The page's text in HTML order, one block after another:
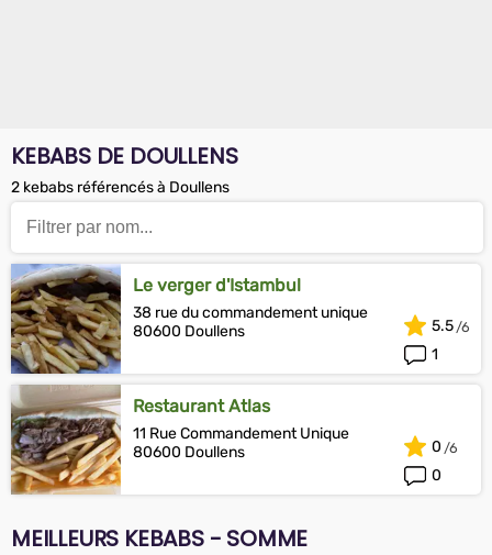
KEBABS DE DOULLENS
2 kebabs référencés à Doullens
Le verger d'Istambul
38 rue du commandement unique
80600 Doullens
1
5.5
Restaurant Atlas
11 Rue Commandement Unique
80600 Doullens
0
0
MEILLEURS KEBABS - SOMME